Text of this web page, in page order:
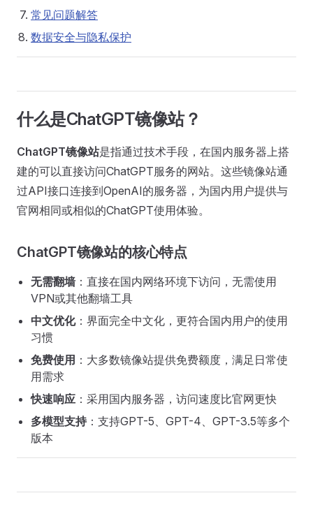
常见问题解答
数据安全与隐私保护
什么是ChatGPT镜像站？
ChatGPT镜像站是指通过技术手段，在国内服务器上搭
建的可以直接访问ChatGPT服务的网站。这些镜像站通
过API接口连接到OpenAI的服务器，为国内用户提供与
官网相同或相似的ChatGPT使用体验。
ChatGPT镜像站的核心特点
无需翻墙 ：直接在国内网络环境下访问，无需使用
VPN或其他翻墙工具
中文优化：界面完全中文化，更符合国内用户的使用
习惯
免费使用 ：大多数镜像站提供免费额度，满足日常使
用需求
快速响应 ：采用国内服务器，访问速度比官网更快
多模型支持：支持GPT-5、GPT-4、GPT-3.5等多个
版本